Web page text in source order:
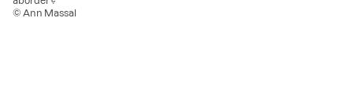
© Ann Massal